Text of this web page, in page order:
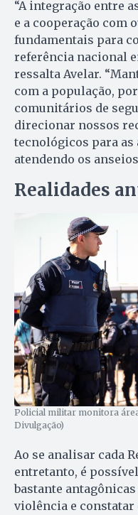
“A integração entre
e a cooperação com
fundamentais para
referência nacional
ressalta Avelar.
com a população,
comunitários de
direcionar nossos
tecnológicos para
atendendo os
Realidades
Policial militar monitora
Divulgação)
Ao se analisar cada
entretanto, é
bastante
violência e constatar